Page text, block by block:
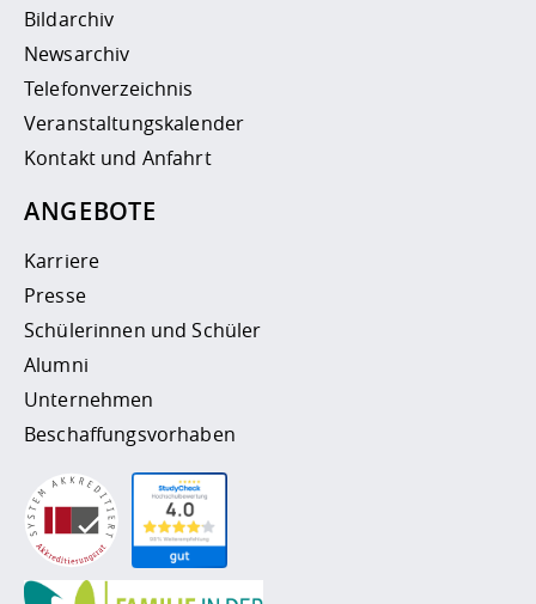
Bildarchiv
Newsarchiv
Telefonverzeichnis
Veranstaltungskalender
Kontakt und Anfahrt
ANGEBOTE
Karriere
Presse
Schülerinnen und Schüler
Alumni
Unternehmen
Beschaffungsvorhaben